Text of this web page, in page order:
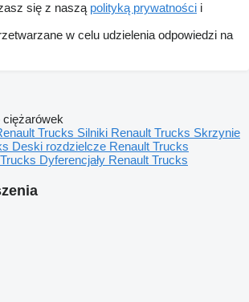
się z naszą polityką prywatności i
w celu udzielenia odpowiedzi na
Trucks Silniki Renault Trucks Skrzynie
Deski rozdzielcze Renault Trucks
Dyferencjały Renault Trucks